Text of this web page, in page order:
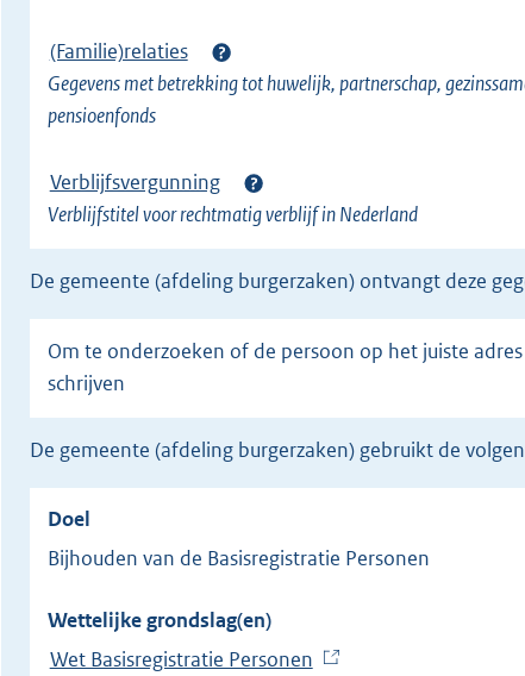
(Familie)relaties
Gegevens met betrekking tot huwelijk, partnerschap,
pensioenfonds
Verblijfsvergunning
Verblijfstitel voor rechtmatig verblijf in Nederland
de gemeente (afdeling burgerzaken) ontvangt deze
Om te onderzoeken of de persoon op het juiste adres staat ingeschreven, en na onderzoek uit te
schrijven
de gemeente (afdeling burgerzaken) gebruikt de
Doel
Bijhouden van de Basisregistratie Personen
Wettelijke grondslag(en)
Wet Basisregistratie Personen